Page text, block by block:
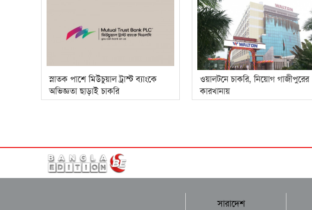
স্নাতক পাশে মিউচুয়াল ট্রাস্ট ব্যাংকে
অভিজ্ঞতা ছাড়াই চাকরি
ওয়ালটনে চাকরি, নিয়োগ গাজীপুরের
কারখানায়
সারাদেশ